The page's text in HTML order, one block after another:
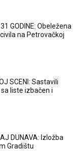
GODINE: Obeležena
na Petrovačkoj
SCENI: Sastavili
liste izbačen i
DUNAVA: Izložba
Gradištu